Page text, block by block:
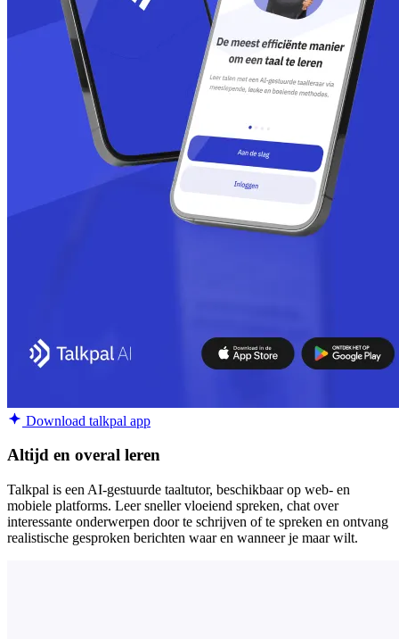
Download talkpal app
Altijd en overal leren
Talkpal is een AI-gestuurde taaltutor, beschikbaar op web- en
mobiele platforms. Leer sneller vloeiend spreken, chat over
interessante onderwerpen door te schrijven of te spreken en ontvang
realistische gesproken berichten waar en wanneer je maar wilt.